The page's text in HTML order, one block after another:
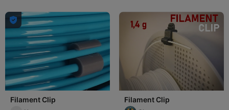

Filament Clip Filament Clip